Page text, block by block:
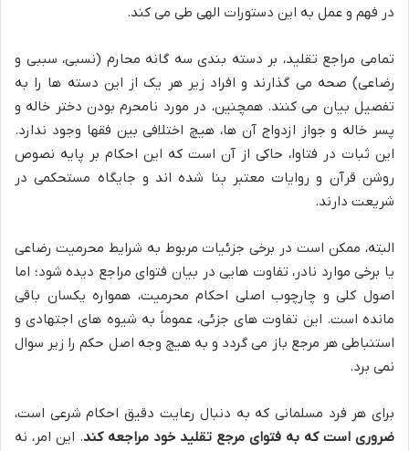
در فهم و عمل به این دستورات الهی طی می کند.
تمامی مراجع تقلید، بر دسته بندی سه گانه محارم (نسبی، سببی و
رضاعی) صحه می گذارند و افراد زیر هر یک از این دسته ها را به
تفصیل بیان می کنند. همچنین، در مورد نامحرم بودن دختر خاله و
پسر خاله و جواز ازدواج آن ها، هیچ اختلافی بین فقها وجود ندارد.
این ثبات در فتاوا، حاکی از آن است که این احکام بر پایه نصوص
روشن قرآن و روایات معتبر بنا شده اند و جایگاه مستحکمی در
شریعت دارند.
البته، ممکن است در برخی جزئیات مربوط به شرایط محرمیت رضاعی
یا برخی موارد نادر، تفاوت هایی در بیان فتوای مراجع دیده شود؛ اما
اصول کلی و چارچوب اصلی احکام محرمیت، همواره یکسان باقی
مانده است. این تفاوت های جزئی، عموماً به شیوه های اجتهادی و
استنباطی هر مرجع باز می گردد و به هیچ وجه اصل حکم را زیر سوال
نمی برد.
برای هر فرد مسلمانی که به دنبال رعایت دقیق احکام شرعی است،
ضروری است که به فتوای مرجع تقلید خود مراجعه کند. این امر، نه